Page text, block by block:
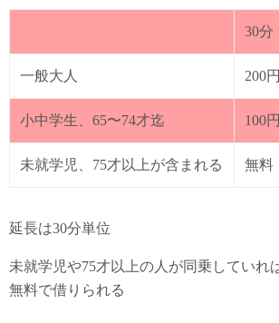
30分
一般大人 200円
小中学生、65〜74才迄 100円
未就学児、75才以上が含まれる 無料
延長は30分単位
未就学児や75才以上の人が同乗していれ
無料で借りられる